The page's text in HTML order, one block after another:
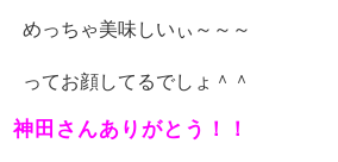
めっちゃ美味しいぃ～～～
ってお顔してるでしょ＾＾
神田さんありがとう！！